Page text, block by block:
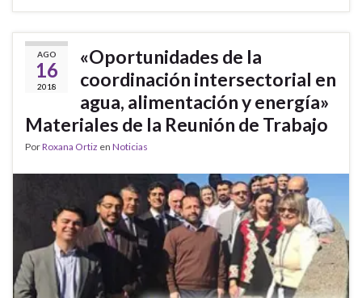
AGO
16
2018
«Oportunidades de la
coordinación intersectorial en
agua, alimentación y energía»
Materiales de la Reunión de Trabajo
PorRoxana Ortiz en Noticias